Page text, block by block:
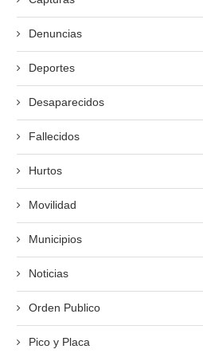
Denuncias
Deportes
Desaparecidos
Fallecidos
Hurtos
Movilidad
Municipios
Noticias
Orden Publico
Pico y Placa